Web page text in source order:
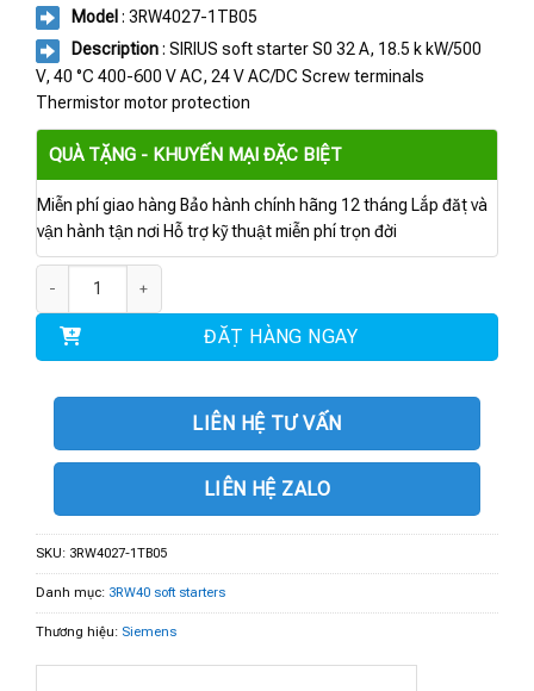
Model : 3RW4027-1TB05
Description: SIRIUS soft starter S0 32 A, 18.5 k kW/500
V, 40 °C 400-600 V AC, 24 V AC/DC Screw terminals
Thermistor motor protection
QUÀ TẶNG - KHUYẾN MẠI ĐẶC BIỆT
Miễn phí giao hàng Bảo hành chính hãng 12 tháng Lắp đặt và
vận hành tận nơi Hỗ trợ kỹ thuật miễn phí trọn đời
ĐẶT HÀNG NGAY
LIÊN HỆ TƯ VẤN
LIÊN HỆ ZALO
SKU: 3RW4027-1TB05
Danh mục: 3RW40 soft starters
Thương hiệu: Siemens